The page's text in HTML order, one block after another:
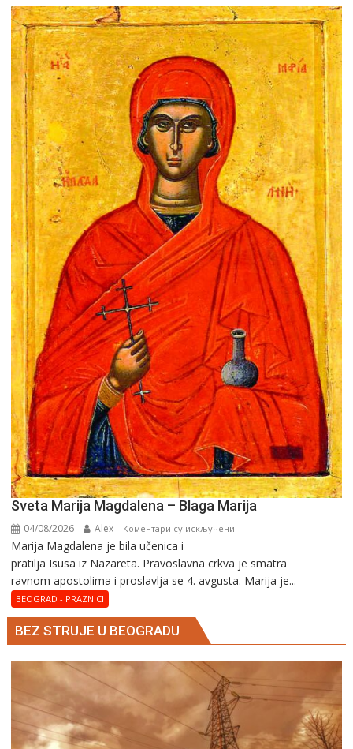
Sveta Marija Magdalena – Blaga Marija
04/08/2026 Alex Коментари су искључени
Marija
Magdalena
Marija Magdalena je bila učenica i
pratilja Isusa iz Nazareta. Pravoslavna crkva je smatra
ravnom apostolima i proslavlja se 4. avgusta. Marija je...
BEOGRAD - PRAZNICI
BEZ STRUJE U BEOGRADU